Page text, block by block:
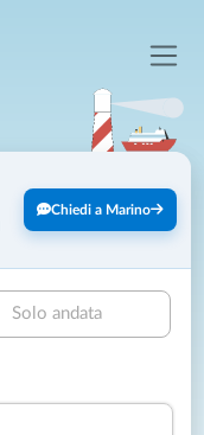
Chiedi a Marino
Solo andata